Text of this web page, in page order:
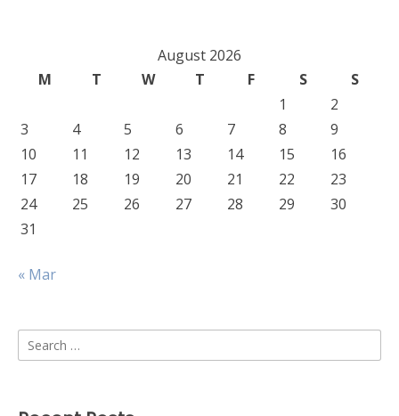
August 2026
M
T W T F S
S
1
2
3
4 5 6 7 8
9
10
11 12 13 14 15
16
17
18 19 20 21 22
23
24
25 26 27 28 29
30
31
« Mar
Search
for: